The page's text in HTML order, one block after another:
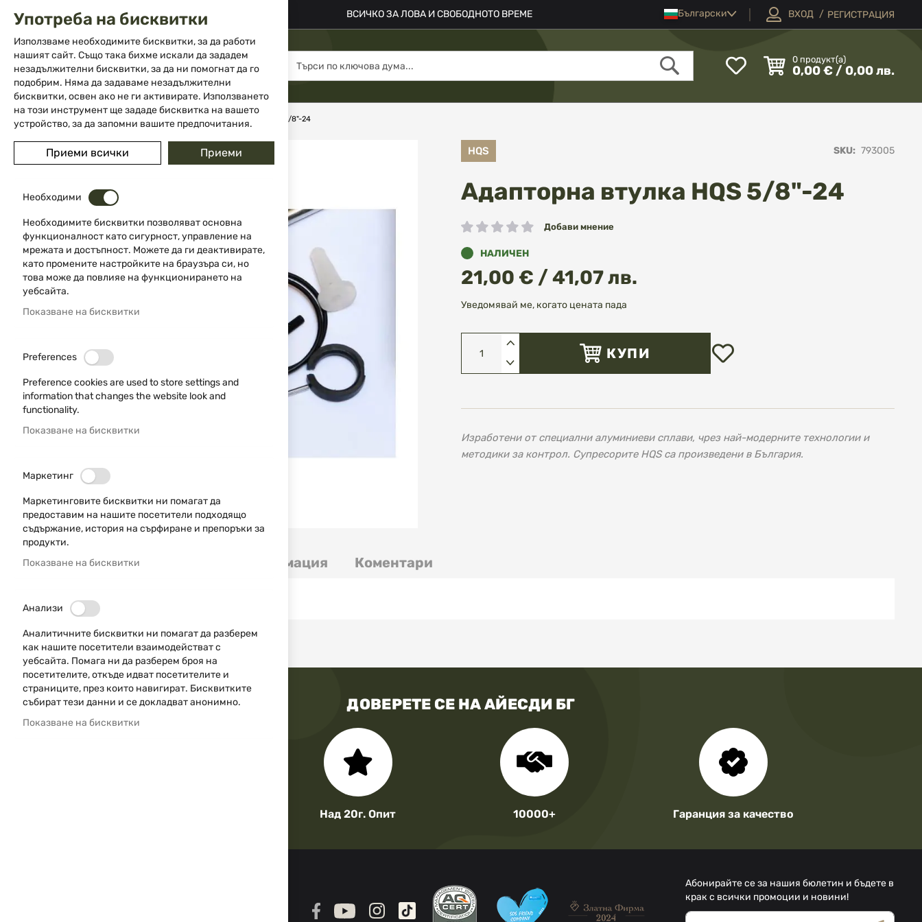
02 983 5014 office@isd-bg.com
Прескачане
съдържанието
ВСИЧКО ЗА ЛОВА И СВОБОДНОТО ВРЕМЕ ЕзикБългарски ВХОД РЕГИСТРАЦИЯ
МЕНЮ
Моят
списък
любими
0 продукт(а)
0,00 € / 0,00 лв.
Търсене
Начало Адапторна втулка HQS 5/8"-24
HQS SKU 793005
Адапторна втулка HQS 5/8"-24
рейтинг: Добави мнение
НАЛИЧЕН
21,00 € / 41,07 лв.
Уведомявай ме, когато цената пада
КУПИ
Изработени от специални алуминиеви сплави, чрез най-модерните технологии и
методики за контрол. Супресорите HQS са произведени в България.
Преминете
галерията
изображенията
Преминете
към
началото
със
Детайли
Адапторна втулка 5/8"-24 за супресор HQS
Допълнителна информация Коментари
ДОВЕРЕТЕ СЕ НА АЙЕСДИ БГ
Над 20г. Опит 10000+ Гаранция за качество
Абонирайте се за нашия бюлетин и бъдете в
крак с всички промоции и новини!
Абонирай
Употреба на бисквитки
Използваме необходимите бисквитки, за да работи
нашият сайт. Също така бихме искали да зададем
незадължителни бисквитки, за да ни помогнат да го
подобрим. Няма да задаваме незадължителни
бисквитки, освен ако не ги активирате. Използването
на този инструмент ще зададе бисквитка на вашето
устройство, за да запомни вашите предпочитания.
Приеми всички Приеми
Необходими
Необходимите бисквитки позволяват основна
функционалност като сигурност, управление на
мрежата и достъпност. Можете да ги деактивирате,
като промените настройките на браузъра си, но
това може да повлияе на функционирането на
уебсайта.
Показване на бисквитки
Preferences
Preference cookies are used to store settings and
information that changes the website look and
functionality.
Показване на бисквитки
Маркетинг
Маркетинговите бисквитки ни помагат да
предоставим на нашите посетители подходящо
съдържание, история на сърфиране и препоръки за
продукти.
Показване на бисквитки
Анализи
Аналитичните бисквитки ни помагат да разберем
как нашите посетители взаимодействат с
уебсайта. Помага ни да разберем броя на
посетителите, откъде идват посетителите и
страниците, през които навигират. Бисквитките
събират тези данни и се докладват анонимно.
Показване на бисквитки